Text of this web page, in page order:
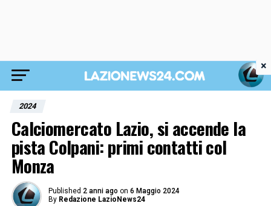
2024
Calciomercato Lazio, si accende la
pista Colpani: primi contatti col
Monza
Published 2 anni ago on 6 Maggio 2024
By Redazione LazioNews24
×